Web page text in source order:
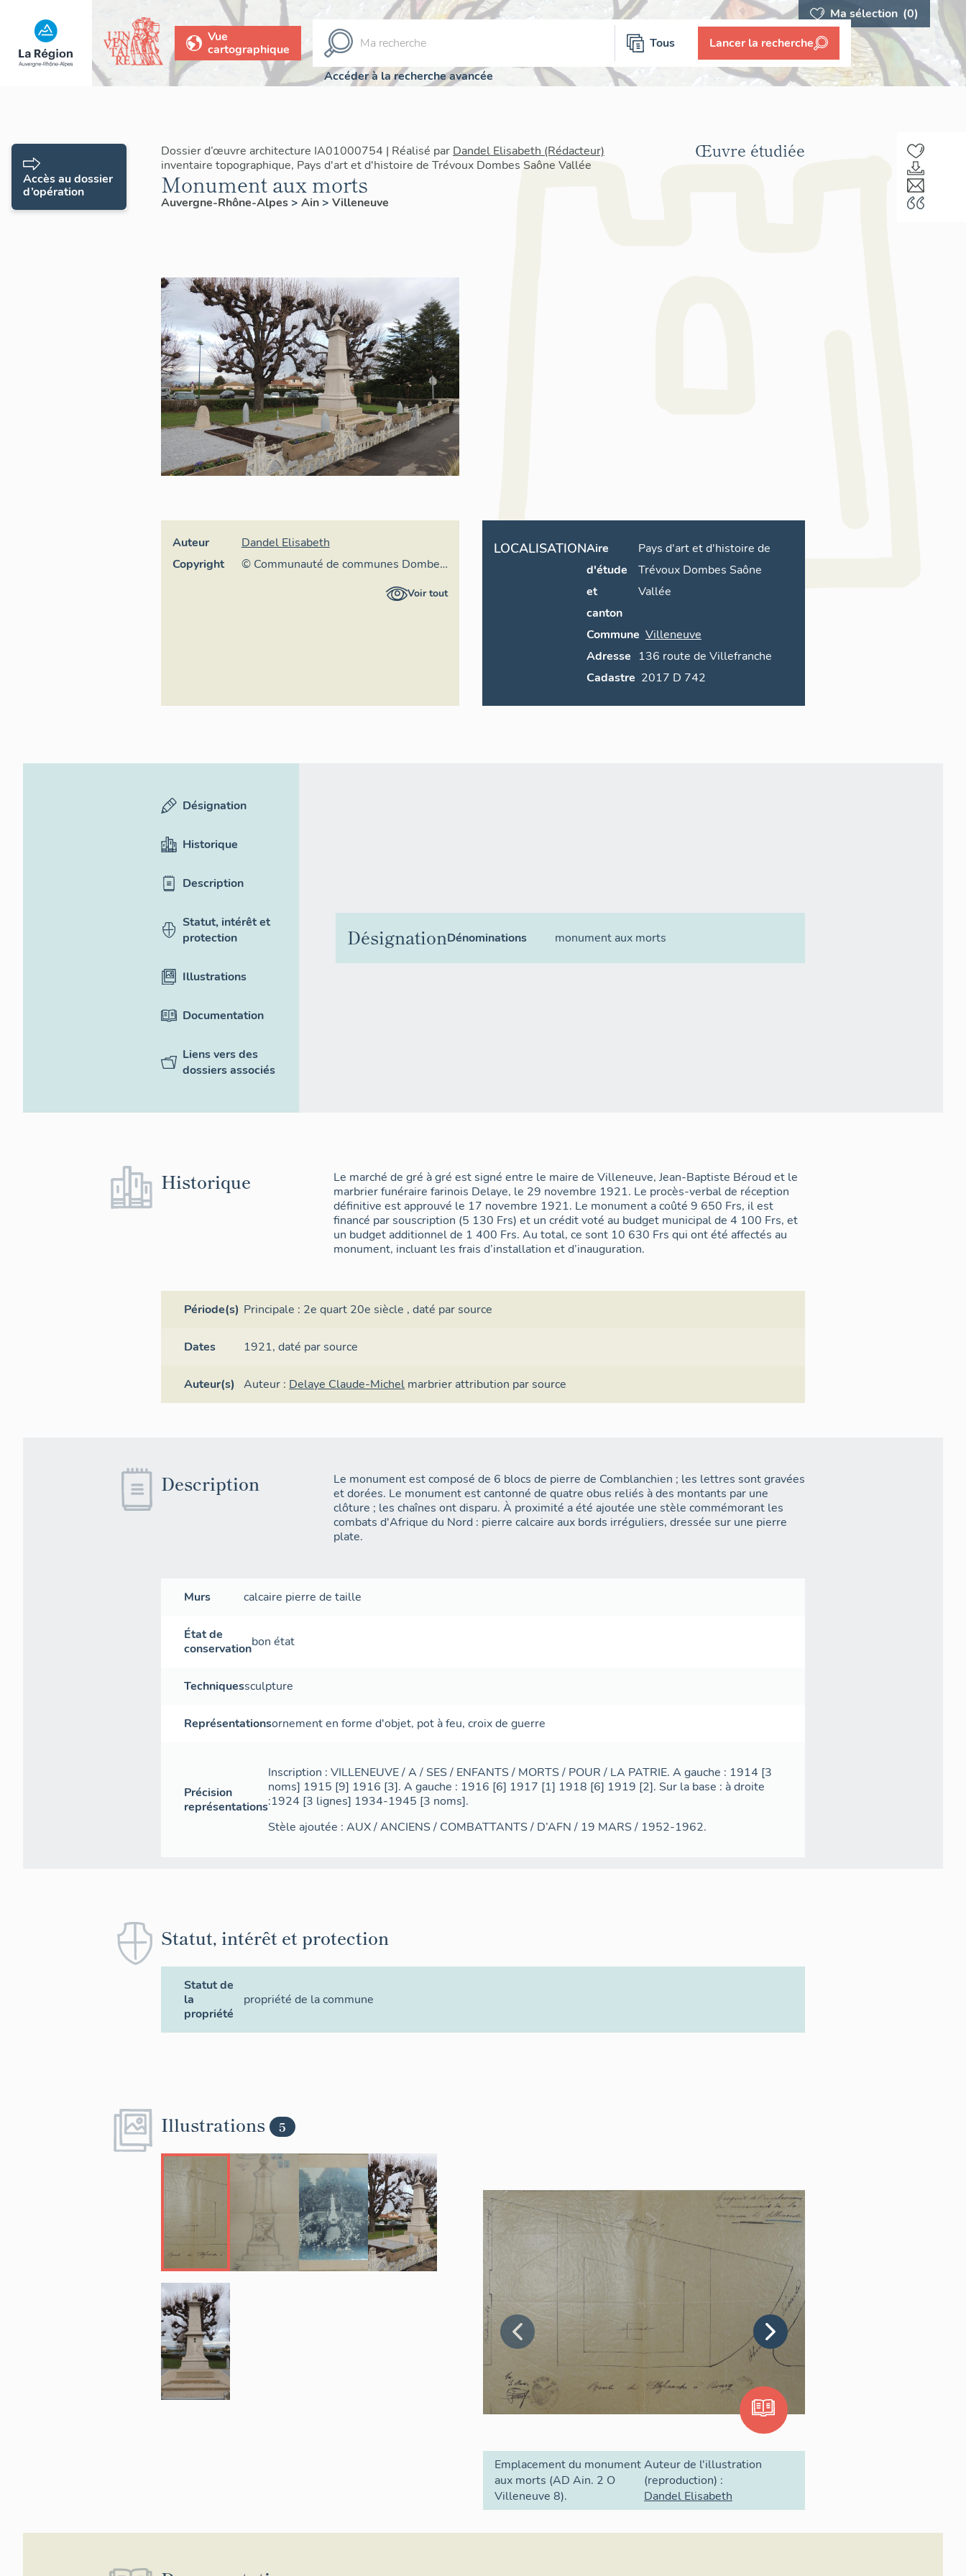
Ma sélection (0)
Vue
cartographique
Tous Lancer la recherche
Accéder à la recherche avancée
Dossier d’œuvre architecture IA01000754 | Réalisé par Dandel Elisabeth (Rédacteur)
inventaire topographique, Pays d'art et d'histoire de Trévoux Dombes Saône Vallée
Monument aux morts
Auvergne-Rhône-Alpes> Ain> Villeneuve
Œuvre étudiée
Auteur
Dandel Elisabeth
Copyright
© Communauté de communes Dombes
Voir tout
LOCALISATIONAire
d'étude
et
canton
Pays d'art et d'histoire de
Trévoux Dombes Saône
Vallée
Commune Villeneuve
Adresse 136 route de Villefranche
Cadastre
2017 D 742
Accès au dossier
d’opération
Désignation
Historique
Description
Statut, intérêt et
protection
Illustrations
Documentation
Liens vers des
dossiers associés
DésignationDénominations monument aux morts
Historique
Le marché de gré à gré est signé entre le maire de Villeneuve, Jean-Baptiste Béroud et le
marbrier funéraire farinois Delaye, le 29 novembre 1921. Le procès-verbal de réception
définitive est approuvé le 17 novembre 1921. Le monument a coûté 9 650 Frs, il est
financé par souscription (5 130 Frs) et un crédit voté au budget municipal de 4 100 Frs, et
un budget additionnel de 1 400 Frs. Au total, ce sont 10 630 Frs qui ont été affectés au
monument, incluant les frais d’installation et d’inauguration.
Période(s) Principale : 2e quart 20e siècle ,daté par source
Dates 1921,daté par source
Auteur(s) Auteur : Delaye Claude-Michel marbrier attribution par source
Description
Le monument est composé de 6 blocs de pierre de Comblanchien ; les lettres sont gravées
et dorées. Le monument est cantonné de quatre obus reliés à des montants par une
clôture ; les chaînes ont disparu. À proximité a été ajoutée une stèle commémorant les
combats d'Afrique du Nord : pierre calcaire aux bords irréguliers, dressée sur une pierre
plate.
Murs calcaire pierre de taille
État de
conservationbon état
Techniquessculpture
Représentationsornement en forme d'objet, pot à feu, croix de guerre
Précision
représentations
Inscription : VILLENEUVE / A / SES / ENFANTS / MORTS / POUR / LA PATRIE. A gauche : 1914 [3
noms] 1915 [9] 1916 [3]. A gauche : 1916 [6] 1917 [1] 1918 [6] 1919 [2]. Sur la base : à droite
:1924 [3 lignes] 1934-1945 [3 noms].
Stèle ajoutée : AUX / ANCIENS / COMBATTANTS / D’AFN / 19 MARS / 1952-1962.
Statut, intérêt et protection
Statut de
la
propriété
propriété de la commune
Illustrations 5
Emplacement du monument
aux morts (AD Ain. 2 O
Villeneuve 8).
Auteur de l'illustration
(reproduction) :
Dandel Elisabeth